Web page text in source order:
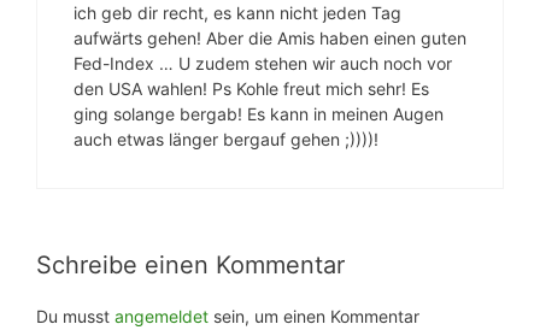
ich geb dir recht, es kann nicht jeden Tag
aufwärts gehen! Aber die Amis haben einen guten
Fed-Index … U zudem stehen wir auch noch vor
den USA wahlen! Ps Kohle freut mich sehr! Es
ging solange bergab! Es kann in meinen Augen
auch etwas länger bergauf gehen ;))))!
Schreibe einen Kommentar
Du musst angemeldet sein, um einen Kommentar